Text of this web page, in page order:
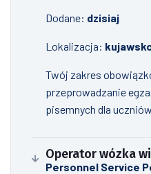
Dodane: dzisiaj
Lokalizacja:
Twój zakres
przeprowadzanie
pisemnych dla
Operator wózka
Personnel Service